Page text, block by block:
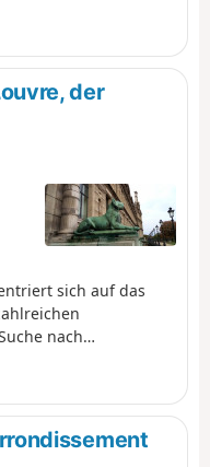
befinden sich oft in
Bäume verdeckt
der
sich auf das
nach
ein
zweifellos das ihrer